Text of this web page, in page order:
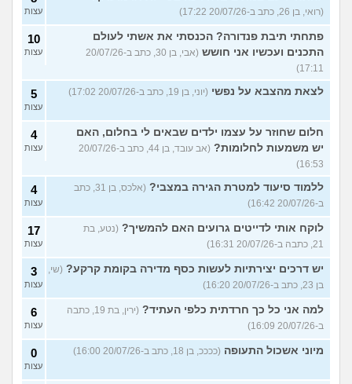
(רואי, בן 26, כתב ב-20/07/26 17:22) עצות
פתחתי תיבת פנדורה? הכנסתי את אשתי לעולם
התכנים ועכשיו אני חושש
(אבי, בן 30, כתב ב-20/07/26
17:11)
10
עצות
לצאת מהצבא על נפשי (יוני, בן 19, כתב ב-20/07/26 17:02) 5
עצות
חלום שחוזר על עצמו ילדים שבאים לי בחלום, האם
יש משמעות לחלומות?
(אב עובד, בן 44, כתב ב-20/07/26
16:53)
4
עצות
ללמוד סיעוד למטרת הגירה במצבי?
(אלכס, בן 31, כתב
ב-20/07/26 16:42)
4
עצות
לוקח אותי לדייטים גרועים האם להמשיך? (נטע, בת
21, כתבה ב-20/07/26 16:31)
17
עצות
יש דרכים יצירתיות לעשות כסף מדירה בקומת קרקע? (שי,
בן 23, כתב ב-20/07/26 16:20)
3
עצות
למה אני כל כך חרדתית כלפי העתיד?
(ירין, בת 19, כתבה
ב-20/07/26 16:09)
6
עצות
מיוני אשכול התעופה (ככככ, בן 18, כתב ב-20/07/26 16:00) 0
עצות